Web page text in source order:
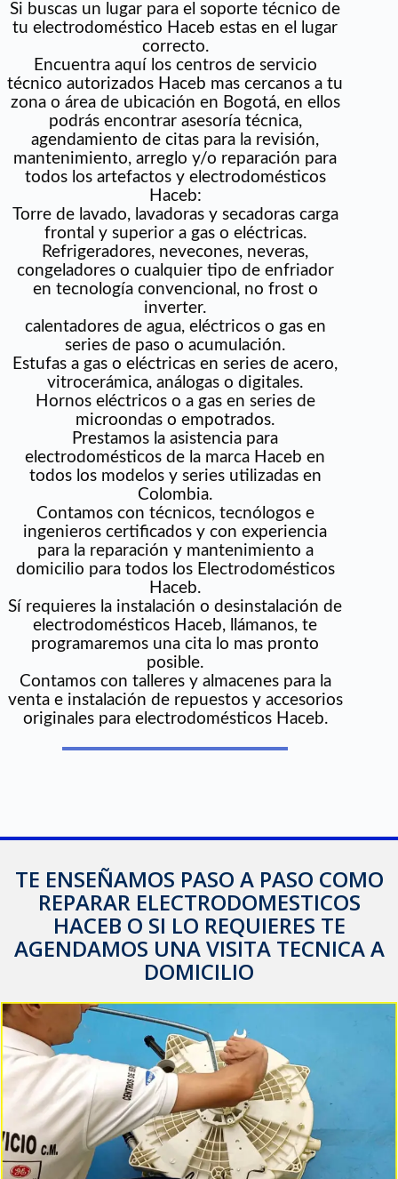
Si buscas un lugar para el soporte técnico de
tu electrodoméstico Haceb estas en el lugar
correcto.
Encuentra aquí los centros de servicio
técnico autorizados Haceb mas cercanos a tu
zona o área de ubicación en Bogotá, en ellos
podrás encontrar asesoría técnica,
agendamiento de citas para la revisión,
mantenimiento, arreglo y/o reparación para
todos los artefactos y electrodomésticos
Haceb:
Torre de lavado, lavadoras y secadoras carga
frontal y superior a gas o eléctricas.
Refrigeradores, nevecones, neveras,
congeladores o cualquier tipo de enfriador
en tecnología convencional, no frost o
inverter.
calentadores de agua, eléctricos o gas en
series de paso o acumulación.
Estufas a gas o eléctricas en series de acero,
vitrocerámica, análogas o digitales.
Hornos eléctricos o a gas en series de
microondas o empotrados.
Prestamos la asistencia para
electrodomésticos de la marca Haceb en
todos los modelos y series utilizadas en
Colombia.
Contamos con técnicos, tecnólogos e
ingenieros certificados y con experiencia
para la reparación y mantenimiento a
domicilio para todos los Electrodomésticos
Haceb.
Sí requieres la instalación o desinstalación de
electrodomésticos Haceb, llámanos, te
programaremos una cita lo mas pronto
posible.
Contamos con talleres y almacenes para la
venta e instalación de repuestos y accesorios
originales para electrodomésticos Haceb.
TE ENSEÑAMOS PASO A PASO COMO
REPARAR ELECTRODOMESTICOS
HACEB O SI LO REQUIERES TE
AGENDAMOS UNA VISITA TECNICA A
DOMICILIO